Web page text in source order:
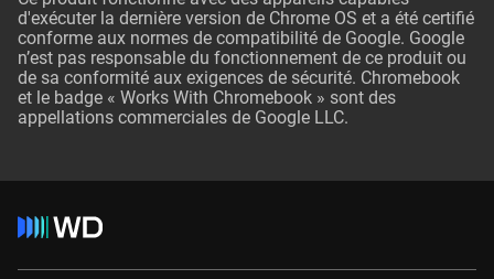
d'exécuter la dernière version de Chrome OS et a été certifié
conforme aux normes de compatibilité de Google. Google
n’est pas responsable du fonctionnement de ce produit ou
de sa conformité aux exigences de sécurité. Chromebook
et le badge « Works With Chromebook » sont des
appellations commerciales de Google LLC.